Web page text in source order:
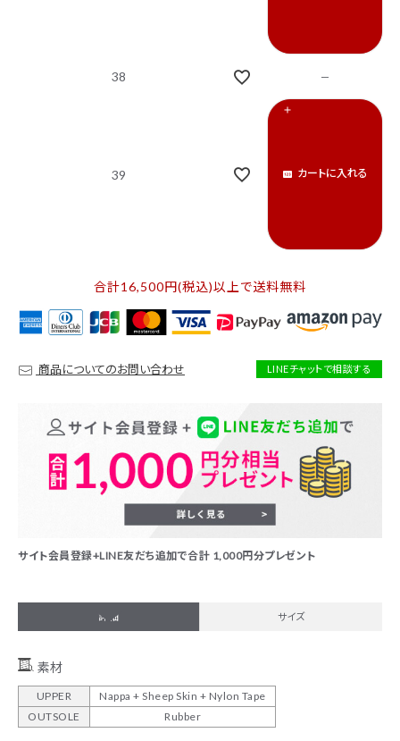
38
39 カートに入れる
合計16,500円(税込)以上で送料無料
商品についてのお問い合わせ LINEチャットで相談する
サイト会員登録+LINE友だち追加で合計 1,000円分プレゼント
詳細 サイズ
素材
UPPER
Nappa + Sheep Skin + Nylon Tape
OUTSOLE
Rubber